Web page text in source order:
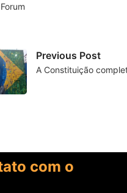
Previous Post
A Constituição
com o